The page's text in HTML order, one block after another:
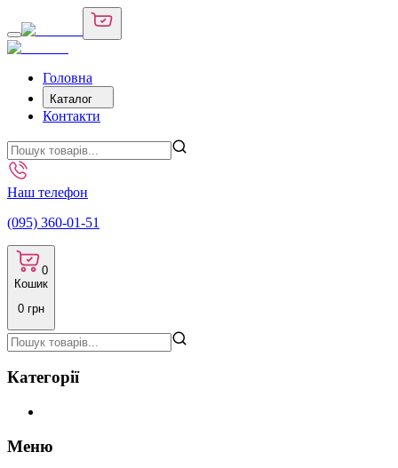
Головна
Каталог
Контакти
Наш телефон
(095) 360-01-51
0
Кошик
0 грн
Категорії
Меню